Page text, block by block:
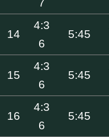
7
14
4:3
6
5:45
15
4:3
6
5:45
16
4:3
6
5:45